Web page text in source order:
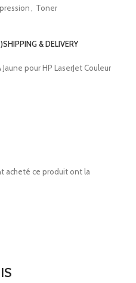
, Toner
SHIPPING & DELIVERY
pour HP LaserJet Couleur
acheté ce produit ont la